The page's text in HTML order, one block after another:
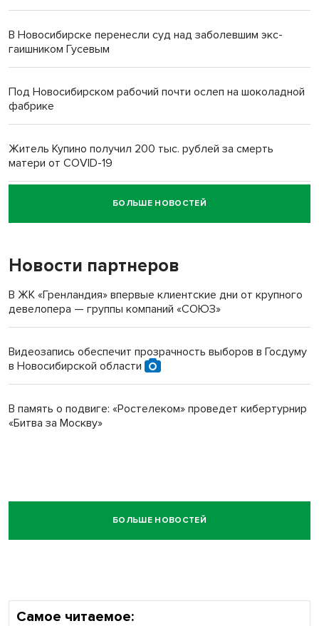
В Новосибирске перенесли суд над заболевшим экс-
гаишником Гусевым
Под Новосибирском рабочий почти ослеп на шоколадной
фабрике
Житель Купино получил 200 тыс. рублей за смерть
матери от COVID-19
Новосибирский суд наказал водителя за смерть
пенсионерки на вокзале
БОЛЬШЕ НОВОСТЕЙ
Новости партнеров
В ЖК «Гренландия» впервые клиентские дни от крупного
девелопера — группы компаний «СОЮЗ»
Видеозапись обеспечит прозрачность выборов в Госдуму
в Новосибирской области
В память о подвиге: «Ростелеком» проведет кибертурнир
«Битва за Москву»
БОЛЬШЕ НОВОСТЕЙ
Самое читаемое: